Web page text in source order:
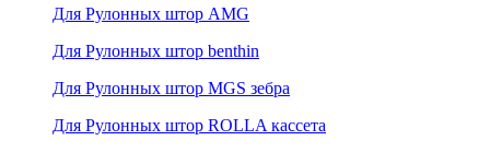
Для Рулонных штор AMG
Для Рулонных штор benthin
Для Рулонных штор MGS зебра
Для Рулонных штор ROLLA кассета